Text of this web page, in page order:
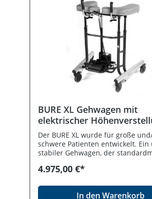
BURE XL Gehwagen mit
elektrischer
Der BURE XL wurde für große
schwere Patienten entwickelt. Ein
stabiler Gehwagen, der
stufenlose Einstellen der Höhe
PflegeeinrichtungenDer
4.975,00 €*
In den Warenkorb